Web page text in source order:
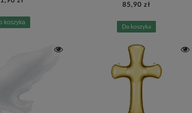
koszyka
85,90 zł
Do koszyka